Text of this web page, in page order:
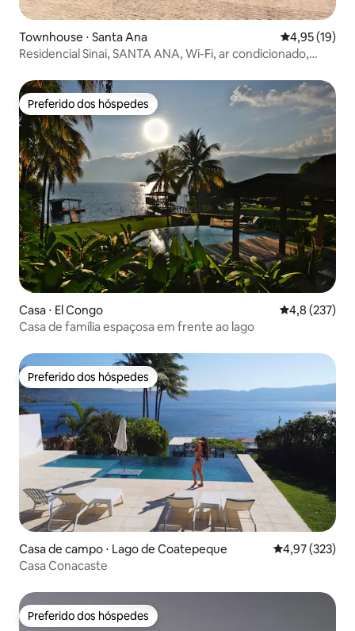
Townhouse ⋅ Santa Ana 4,95 de uma
4,95 (19)
Residencial Sinai, SANTA ANA, Wi-Fi, ar condicionado,
Preferido dos hóspedes
Preferido dos hóspedes
Casa ⋅ El Congo 4,8 de uma
4,8 (237)
Casa de família espaçosa em frente ao lago
Preferido dos hóspedes
Preferido dos hóspedes
Casa de campo ⋅ Lago de Coatepeque 4,97 de uma
4,97 (323)
Casa Conacaste
Preferido dos hóspedes
Preferido dos hóspedes